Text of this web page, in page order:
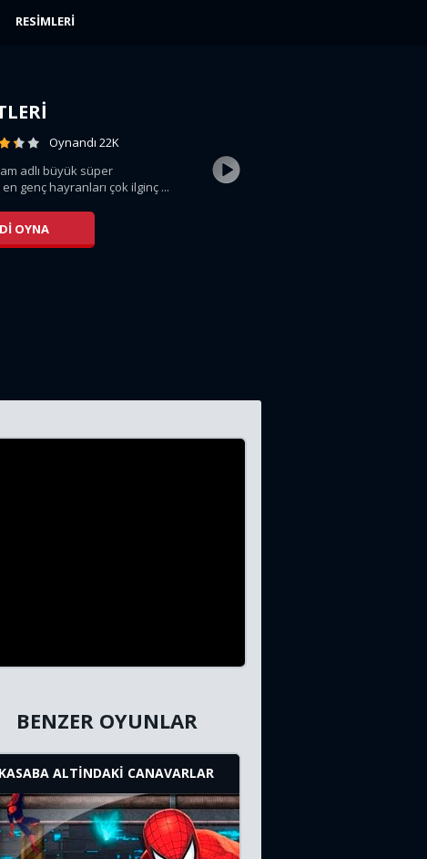
RESIMLERI
Oynandı 22K
adlı büyük süper
genç hayranları çok ilginç ...
OYNA
BENZER OYUNLAR
KASABA ALTINDAKI CANAVARLAR